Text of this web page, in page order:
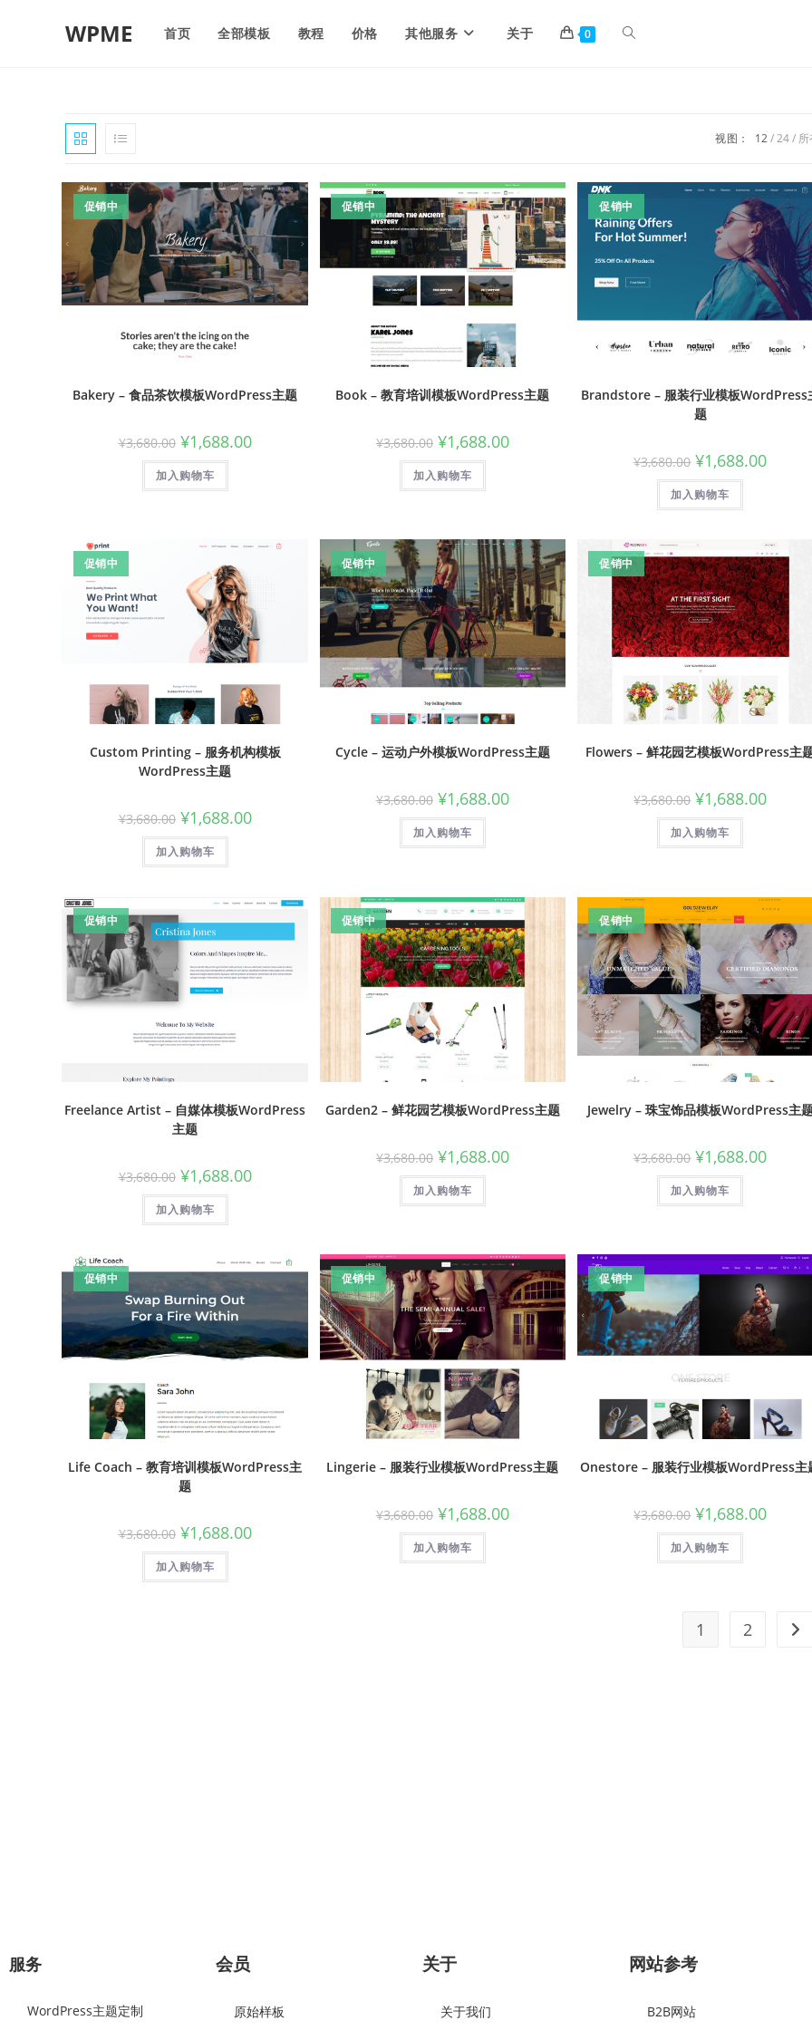
WPME 首页 全部模板 教程 价格 其他服务 关于 0
视图： 12 24
促销中
Bakery – 食品茶饮模板WordPress主题
¥3,680.00 ¥1,688.00
加入购物车
促销中
Book – 教育培训模板WordPress主题
¥3,680.00 ¥1,688.00
加入购物车
促销中
Brandstore – 服装行业模板WordPress
题
¥3,680.00 ¥1,688.00
加入购物车
促销中
Custom Printing – 服务机构模板
WordPress主题
¥3,680.00 ¥1,688.00
加入购物车
促销中
Cycle – 运动户外模板WordPress主题
¥3,680.00 ¥1,688.00
加入购物车
促销中
Flowers – 鲜花园艺模板WordPress主
¥3,680.00 ¥1,688.00
加入购物车
促销中
Freelance Artist – 自媒体模板WordPress
主题
¥3,680.00 ¥1,688.00
加入购物车
促销中
Garden2 – 鲜花园艺模板WordPress主题
¥3,680.00 ¥1,688.00
加入购物车
促销中
Jewelry – 珠宝饰品模板WordPress主
¥3,680.00 ¥1,688.00
加入购物车
促销中
Life Coach – 教育培训模板WordPress主
题
¥3,680.00 ¥1,688.00
加入购物车
促销中
Lingerie – 服装行业模板WordPress主题
¥3,680.00 ¥1,688.00
加入购物车
促销中
Onestore – 服装行业模板WordPress主
¥3,680.00 ¥1,688.00
加入购物车
1 2
服务
WordPress主题定制
会员
原始样板
关于
关于我们
网站参考
B2B网站